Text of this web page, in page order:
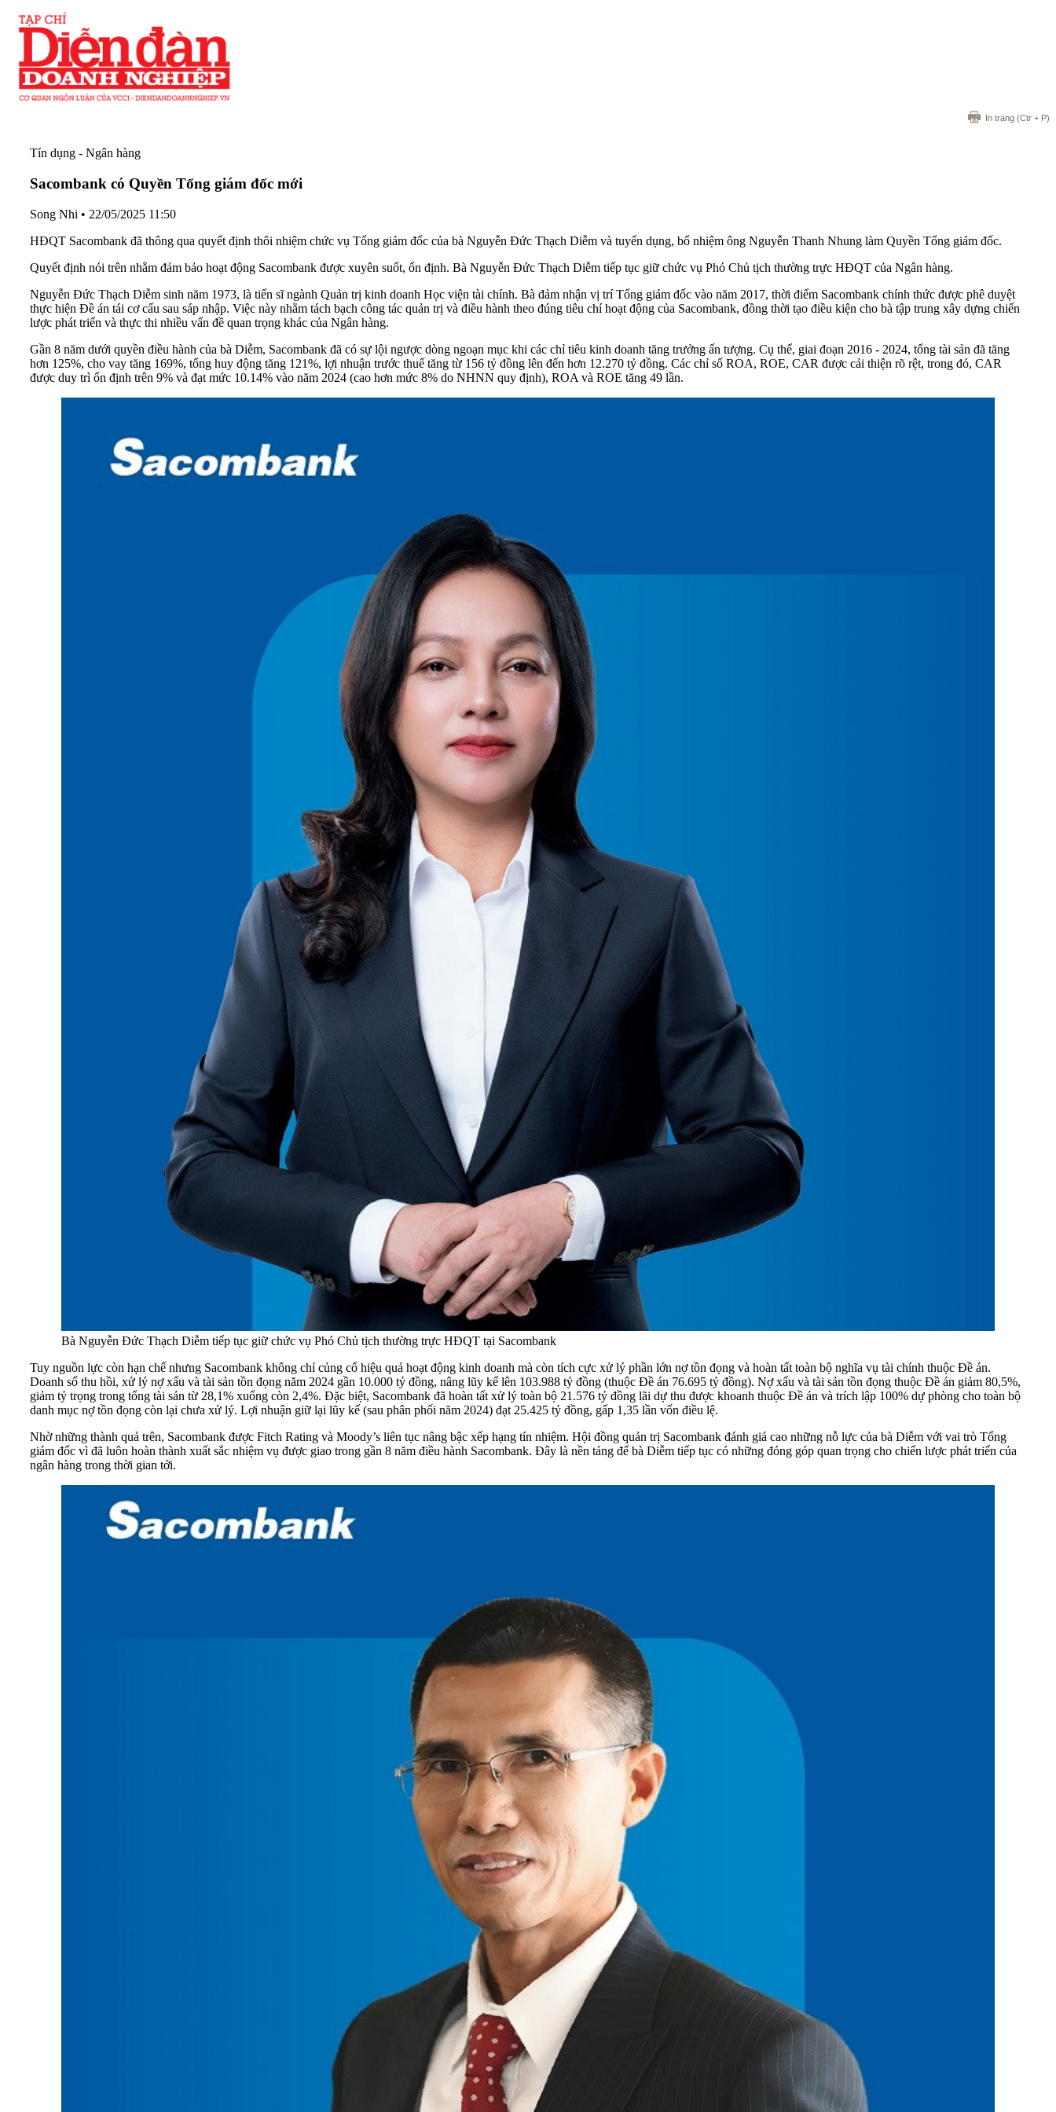
In trang (Ctr + P)
Tín dụng - Ngân hàng
Sacombank có Quyền Tổng giám đốc mới
Song Nhi • 22/05/2025 11:50
HĐQT Sacombank đã thông qua quyết định thôi nhiệm chức vụ Tổng giám đốc của bà Nguyễn Đức Thạch Diễm và tuyển dụng, bổ nhiệm ông Nguyễn Thanh Nhung làm Quyền Tổng giám đốc.
Quyết định nói trên nhằm đảm bảo hoạt động Sacombank được xuyên suốt, ổn định. Bà Nguyễn Đức Thạch Diễm tiếp tục giữ chức vụ Phó Chủ tịch thường trực HĐQT của Ngân hàng.
Nguyễn Đức Thạch Diễm sinh năm 1973, là tiến sĩ ngành Quản trị kinh doanh Học viện tài chính. Bà đảm nhận vị trí Tổng giám đốc vào năm 2017, thời điểm Sacombank chính thức được phê duyệt
thực hiện Đề án tái cơ cấu sau sáp nhập. Việc này nhằm tách bạch công tác quản trị và điều hành theo đúng tiêu chí hoạt động của Sacombank, đồng thời tạo điều kiện cho bà tập trung xây dựng chiến
lược phát triển và thực thi nhiều vấn đề quan trọng khác của Ngân hàng.
Gần 8 năm dưới quyền điều hành của bà Diễm, Sacombank đã có sự lội ngược dòng ngoạn mục khi các chỉ tiêu kinh doanh tăng trưởng ấn tượng. Cụ thể, giai đoạn 2016 - 2024, tổng tài sản đã tăng
hơn 125%, cho vay tăng 169%, tổng huy động tăng 121%, lợi nhuận trước thuế tăng từ 156 tỷ đồng lên đến hơn 12.270 tỷ đồng. Các chỉ số ROA, ROE, CAR được cải thiện rõ rệt, trong đó, CAR
được duy trì ổn định trên 9% và đạt mức 10.14% vào năm 2024 (cao hơn mức 8% do NHNN quy định), ROA và ROE tăng 49 lần.
Bà Nguyễn Đức Thạch Diễm tiếp tục giữ chức vụ Phó Chủ tịch thường trực HĐQT tại Sacombank
Tuy nguồn lực còn hạn chế nhưng Sacombank không chỉ củng cố hiệu quả hoạt động kinh doanh mà còn tích cực xử lý phần lớn nợ tồn đọng và hoàn tất toàn bộ nghĩa vụ tài chính thuộc Đề án.
Doanh số thu hồi, xử lý nợ xấu và tài sản tồn đọng năm 2024 gần 10.000 tỷ đồng, nâng lũy kế lên 103.988 tỷ đồng (thuộc Đề án 76.695 tỷ đồng). Nợ xấu và tài sản tồn đọng thuộc Đề án giảm 80,5%,
giảm tỷ trọng trong tổng tài sản từ 28,1% xuống còn 2,4%. Đặc biệt, Sacombank đã hoàn tất xử lý toàn bộ 21.576 tỷ đồng lãi dự thu được khoanh thuộc Đề án và trích lập 100% dự phòng cho toàn bộ
danh mục nợ tồn đọng còn lại chưa xử lý. Lợi nhuận giữ lại lũy kế (sau phân phối năm 2024) đạt 25.425 tỷ đồng, gấp 1,35 lần vốn điều lệ.
Nhờ những thành quả trên, Sacombank được Fitch Rating và Moody’s liên tục nâng bậc xếp hạng tín nhiệm. Hội đồng quản trị Sacombank đánh giá cao những nỗ lực của bà Diễm với vai trò Tổng
giám đốc vì đã luôn hoàn thành xuất sắc nhiệm vụ được giao trong gần 8 năm điều hành Sacombank. Đây là nền tảng để bà Diễm tiếp tục có những đóng góp quan trọng cho chiến lược phát triển của
ngân hàng trong thời gian tới.